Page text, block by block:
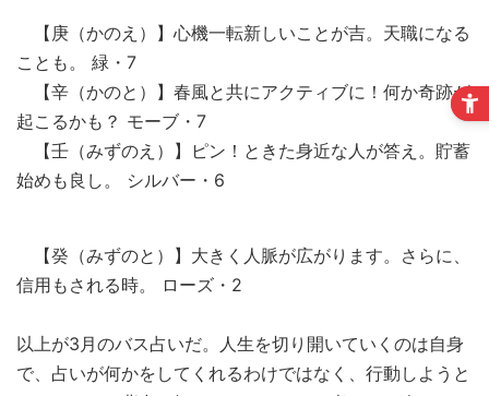
【庚（かのえ）】心機一転新しいことが吉。天職になる
ことも。 緑・7
【辛（かのと）】春風と共にアクティブに！何か奇跡が
起こるかも？ モーブ・7
【壬（みずのえ）】ピン！ときた身近な人が答え。貯蓄
始めも良し。 シルバー・6
【癸（みずのと）】大きく人脈が広がります。さらに、
信用もされる時。 ローズ・2
以上が3月のバス占いだ。人生を切り開いていくのは自身
で、占いが何かをしてくれるわけではなく、行動しようと